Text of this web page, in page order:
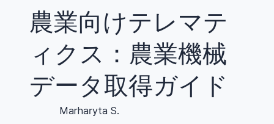
農業向けテレマテ
ィクス：農業機械
データ取得ガイド
Marharyta S.